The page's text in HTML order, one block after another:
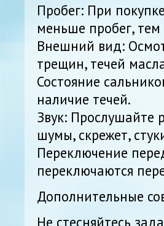
Пробег: При
меньше пробег,
Внешний вид:
трещин, течей
Состояние
наличие течей.
Звук: Прослушайте
шумы, скрежет,
Переключение
переключаются
Дополнительные
Не стесняйтесь